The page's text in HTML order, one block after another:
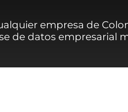
empresa de
de datos empresarial